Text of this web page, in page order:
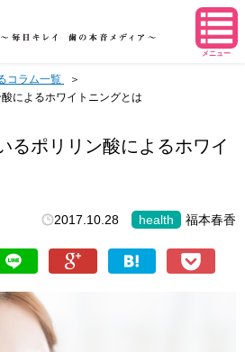
メニュー
コラム一覧
によるホワイトニングとは
るポリリン酸によるホワイ
2017.10.28 health 福本春香